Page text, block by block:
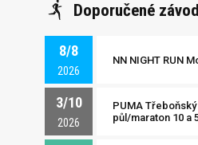
Doporučené
8/8
2026
NN NIGHT RUN
3/10
2026
PUMA Třeboňský
půl/maraton 10 a